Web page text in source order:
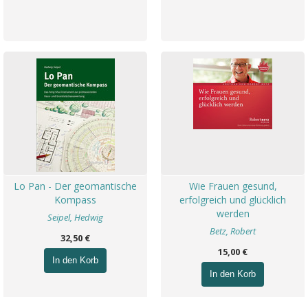
Lo Pan - Der geomantische
Kompass
Seipel, Hedwig
32,50 €
In den Korb
Wie Frauen gesund,
erfolgreich und glücklich
werden
Betz, Robert
15,00 €
In den Korb